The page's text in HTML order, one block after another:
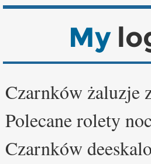
Czarnków żaluzje
Polecane rolety
Czarnków